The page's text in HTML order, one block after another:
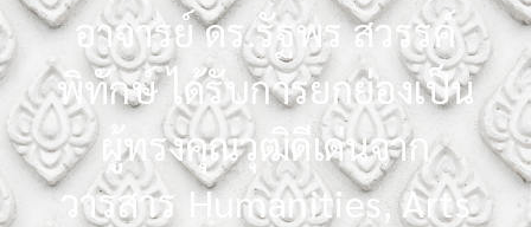
อาจารย์ ดร.รัฐพร สวรรค์
พิทักษ์ ได้รับการยกย่องเป็น
ผู้ทรงคุณวุฒิดีเด่นจาก
วารสาร Humanities, Arts